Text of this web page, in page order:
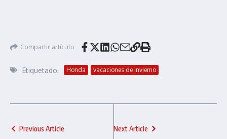
Compartir artículo
Etiquetado: Honda vacaciones de invierno
Previous Article Next Article